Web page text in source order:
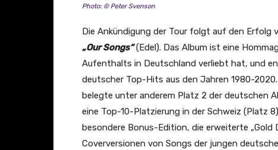
Photo: © Peter Svenson
Die Ankündigung der Tour folgt auf den Erfolg
„Our Songs“(Edel). Das Album ist eine
Aufenthalts in Deutschland verliebt hat, und
deutscher Top-Hits aus den Jahren 1980-
belegte unter anderem Platz 2 der deutschen
eine Top-10-Platzierung in der Schweiz (Platz
besondere Bonus-Edition, die erweiterte „Gold
Coverversionen von Songs der jungen